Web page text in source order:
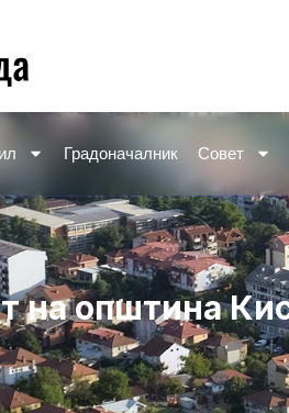
Градоначалник Совет
на општина